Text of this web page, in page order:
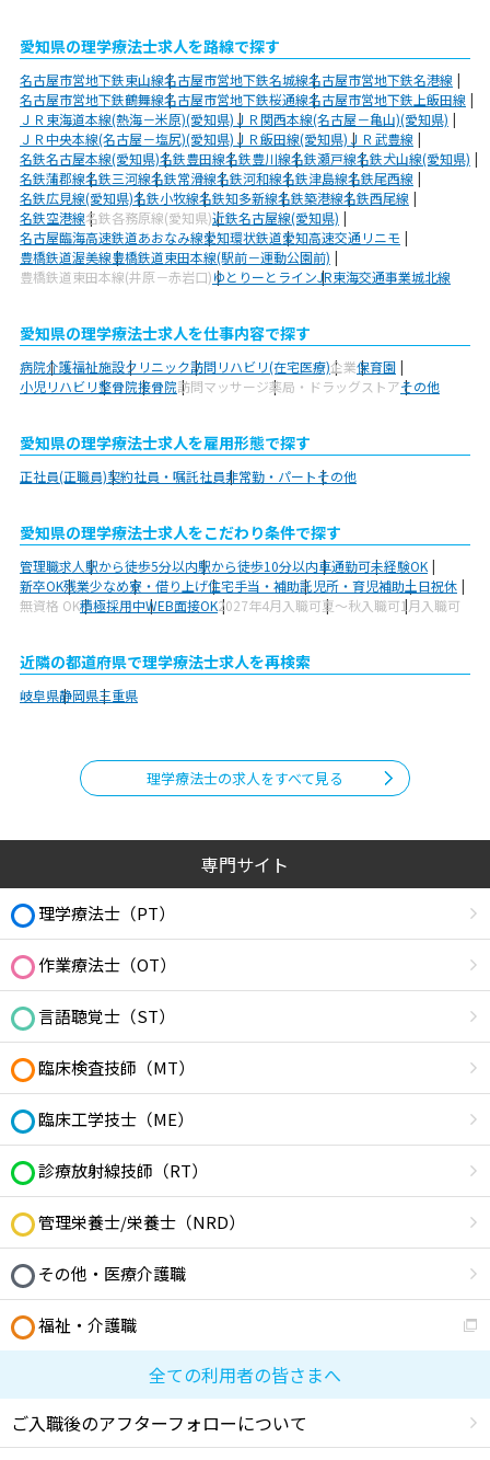
愛知県の理学療法士求人を路線で探す
名古屋市営地下鉄東山線名古屋市営地下鉄名城線名古屋市営地下鉄名港線
名古屋市営地下鉄鶴舞線名古屋市営地下鉄桜通線名古屋市営地下鉄上飯田線
ＪＲ東海道本線(熱海－米原)(愛知県)ＪＲ関西本線(名古屋－亀山)(愛知県)
ＪＲ中央本線(名古屋－塩尻)(愛知県)ＪＲ飯田線(愛知県)ＪＲ武豊線
名鉄名古屋本線(愛知県)名鉄豊田線名鉄豊川線名鉄瀬戸線名鉄犬山線(愛知県)
名鉄蒲郡線名鉄三河線名鉄常滑線名鉄河和線名鉄津島線名鉄尾西線
名鉄広見線(愛知県)名鉄小牧線名鉄知多新線名鉄築港線名鉄西尾線
名鉄空港線名鉄各務原線(愛知県)近鉄名古屋線(愛知県)
名古屋臨海高速鉄道あおなみ線愛知環状鉄道愛知高速交通リニモ
豊橋鉄道渥美線豊橋鉄道東田本線(駅前－運動公園前)
豊橋鉄道東田本線(井原－赤岩口)ゆとりーとラインJR東海交通事業城北線
愛知県の理学療法士求人を仕事内容で探す
病院介護福祉施設クリニック訪問リハビリ(在宅医療)企業保育園
小児リハビリ整骨院接骨院訪問マッサージ薬局・ドラッグストアその他
愛知県の理学療法士求人を雇用形態で探す
正社員(正職員)契約社員・嘱託社員非常勤・パートその他
愛知県の理学療法士求人をこだわり条件で探す
管理職求人駅から徒歩5分以内駅から徒歩10分以内車通勤可未経験OK
新卒OK残業少なめ寮・借り上げ住宅手当・補助託児所・育児補助土日祝休
無資格 OK積極採用中WEB面接OK2027年4月入職可夏～秋入職可1月入職可
近隣の都道府県で理学療法士求人を再検索
岐阜県静岡県三重県
理学療法士の求人をすべて見る
専門サイト
理学療法士（PT）
作業療法士（OT）
言語聴覚士（ST）
臨床検査技師（MT）
臨床工学技士（ME）
診療放射線技師（RT）
管理栄養士/栄養士（NRD）
その他・医療介護職
福祉・介護職
全ての利用者の皆さまへ
ご入職後のアフターフォローについて